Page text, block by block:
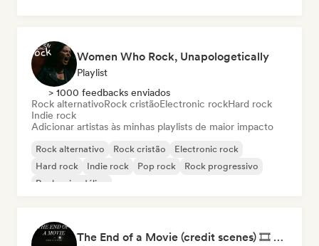
Women Who Rock, Unapologetically
Playlist
> 1000 feedbacks enviados
Rock alternativoRock cristãoElectronic rockHard rock
Indie rock
Adicionar artistas às minhas playlists de maior impacto
Rock alternativo Rock cristão
Electronic rock
Hard rock
Indie rock Pop rock
Rock progressivo
Rock psicodélico
The End of a Movie (credit scenes) 🎞️ Cinematic Dream Pop & Bedroom Indie